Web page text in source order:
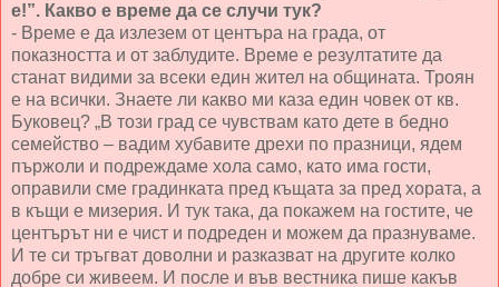
е!”. Какво е време да се случи тук?
- Време е да излезем от центъра на града, от
показността и от заблудите. Време е резултатите да
станат видими за всеки един жител на общината. Троян
е на всички. Знаете ли какво ми каза един човек от кв.
Буковец? „В този град се чувствам като дете в бедно
семейство – вадим хубавите дрехи по празници, ядем
пържоли и подреждаме хола само, като има гости,
оправили сме градинката пред къщата за пред хората, а
в къщи е мизерия. И тук така, да покажем на гостите, че
центърът ни е чист и подреден и можем да празнуваме.
И те си тръгват доволни и разказват на другите колко
добре си живеем. И после и във вестника пише какъв